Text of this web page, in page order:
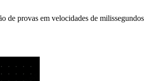
provas em velocidades de